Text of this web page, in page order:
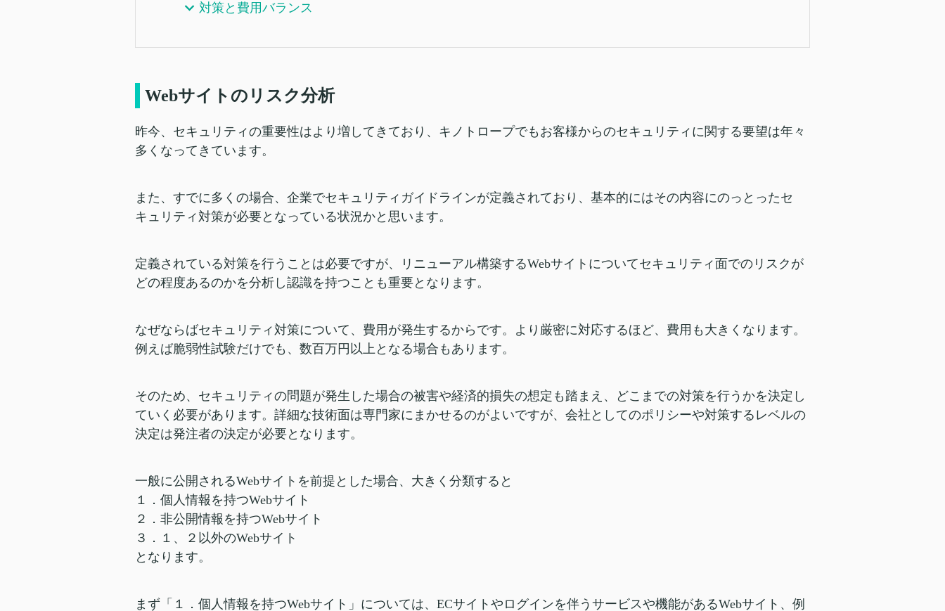
対策と費用バランス
Webサイトのリスク分析
昨今、セキュリティの重要性はより増してきており、キノトロープでもお客様からのセキュリティに関する要望は年々
多くなってきています。
また、すでに多くの場合、企業でセキュリティガイドラインが定義されており、基本的にはその内容にのっとったセ
キュリティ対策が必要となっている状況かと思います。
定義されている対策を行うことは必要ですが、リニューアル構築するWebサイトについてセキュリティ面でのリスクが
どの程度あるのかを分析し認識を持つことも重要となります。
なぜならばセキュリティ対策について、費用が発生するからです。より厳密に対応するほど、費用も大きくなります。
例えば脆弱性試験だけでも、数百万円以上となる場合もあります。
そのため、セキュリティの問題が発生した場合の被害や経済的損失の想定も踏まえ、どこまでの対策を行うかを決定し
ていく必要があります。詳細な技術面は専門家にまかせるのがよいですが、会社としてのポリシーや対策するレベルの
決定は発注者の決定が必要となります。
一般に公開されるWebサイトを前提とした場合、大きく分類すると
１．個人情報を持つWebサイト
２．非公開情報を持つWebサイト
３．１、２以外のWebサイト
となります。
まず「１．個人情報を持つWebサイト」については、ECサイトやログインを伴うサービスや機能があるWebサイト、例